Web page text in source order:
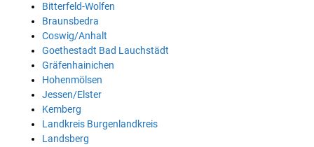
Bitterfeld-Wolfen
Braunsbedra
Coswig/Anhalt
Goethestadt Bad Lauchstädt
Gräfenhainichen
Hohenmölsen
Jessen/Elster
Kemberg
Landkreis Burgenlandkreis
Landsberg